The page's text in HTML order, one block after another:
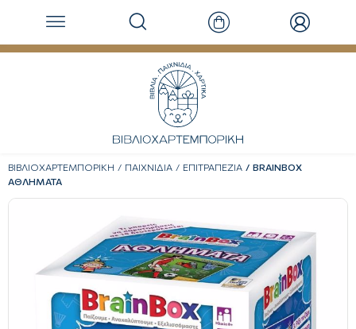
ΒΙΒΛΙΟΧΑΡΤΕΜΠΟΡΙΚΗ ΠΑΙΧΝΙΔΙΑ ΕΠΙΤΡΑΠΕΖΙΑ
BRAINBOX
ΑΘΛΗΜΑΤΑ